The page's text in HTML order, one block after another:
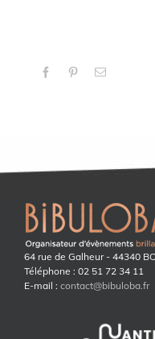
FacebookPinterestEmail
64 rue de Galheur - 44340
Téléphone : 02 51 72 34 11
E-mail : contact@bibuloba.fr